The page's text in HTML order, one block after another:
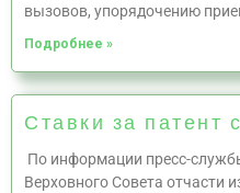
вызовов, упорядочению
Подробнее »
Ставки за патент
По информации пресс-
Верховного Совета отчасти